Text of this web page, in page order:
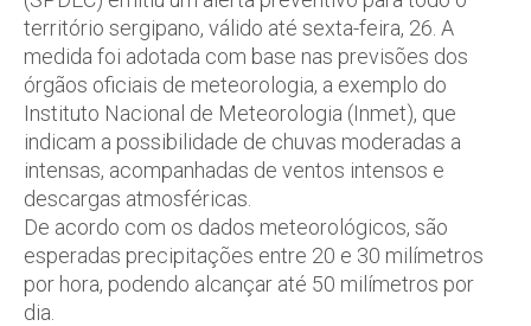
território sergipano, válido até sexta-feira, 26. A
medida foi adotada com base nas previsões dos
órgãos oficiais de meteorologia, a exemplo do
Instituto Nacional de Meteorologia (Inmet), que
indicam a possibilidade de chuvas moderadas a
intensas, acompanhadas de ventos intensos e
descargas atmosféricas.
De acordo com os dados meteorológicos, são
esperadas precipitações entre 20 e 30 milímetros
por hora, podendo alcançar até 50 milímetros por
dia.